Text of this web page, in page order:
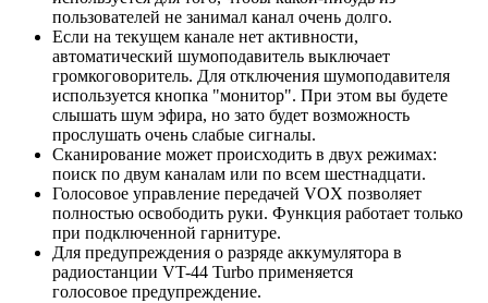
пользователей не занимал канал очень долго.
Если на текущем канале нет активности,
автоматический шумоподавитель выключает
громкоговоритель. Для отключения шумоподавителя
используется кнопка "монитор". При этом вы будете
слышать шум эфира, но зато будет возможность
прослушать очень слабые сигналы.
Сканирование может происходить в двух режимах:
поиск по двум каналам или по всем шестнадцати.
Голосовое управление передачей VOX позволяет
полностью освободить руки. Функция работает только
при подключенной гарнитуре.
Для предупреждения о разряде аккумулятора в
радиостанции VT-44 Turbo применяется
голосовое предупреждение.